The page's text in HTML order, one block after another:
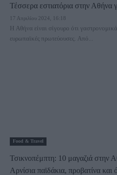
Τέσσερα εστιατόρια στην Αθήνα
17 Απριλίου 2024, 16:18
Η Αθήνα είναι σίγουρο ότι γαστρονομικά είναι ανάμεσα στις καλύτερες
ευρωπαϊκές πρωτεύουσες. Από...
Food & Travel
Τσικνοπέμπτη: 10 μαγαζιά στην
Αρνίσια παϊδάκια, προβατίνα